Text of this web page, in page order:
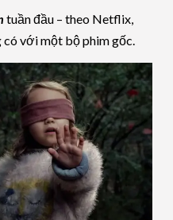
tuần đầu – theo Netflix,
có với một bộ phim gốc.